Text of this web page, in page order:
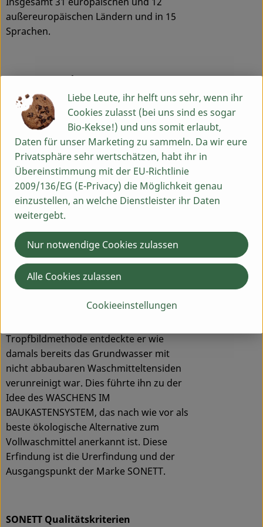
außereuropäischen Ländern und in 15
Sprachen.
Ausgangspunkt
SONETT gehört zu den Pionieren
ökologischer Wasch-und
Reinigungsmittel und wurde 1977
gegründet, parallel zu der ganz neu
aufkommenden Naturkostbewegung.
Der ursprüngliche Anstoß für die
Entwicklung der SONETT Wasch- und
Reinigungsmittel geht jedoch noch
weiter zurück, nämlich auf
Wasserforschungen, die der
anthroposophische
Naturwissenschaftler Johannes Schnorr
am Institut für
Herrischried Ender der 60ger Jahre
Tropfbildmethode entdeckte er wie
damals bereits das Grundwasser mit
nicht abbaubaren Waschmitteltensiden
verunreinigt war. Dies führte ihn zu der
Idee des WASCHENS IM
BAUKASTENSYSTEM, das nach wie vor als
beste ökologische Alternative zum
Vollwaschmittel anerkannt ist. Diese
Erfindung ist die Urerfindung und der
Ausgangspunkt der Marke SONETT.
SONETT Qualitätskriterien
Liebe Leute, ihr helft uns sehr, wenn ihr
Cookies zulasst (bei uns sind es sogar
Bio-Kekse!) und uns somit erlaubt,
Daten für unser Marketing zu sammeln. Da wir eure
Privatsphäre sehr wertschätzen, habt ihr in
Übereinstimmung mit der EU-Richtlinie
2009/136/EG (E-Privacy) die Möglichkeit genau
einzustellen, an welche Dienstleister ihr Daten
weitergebt.
Cookieeinstellungen
Nur notwendige Cookies zulassen
Alle Cookies zulassen